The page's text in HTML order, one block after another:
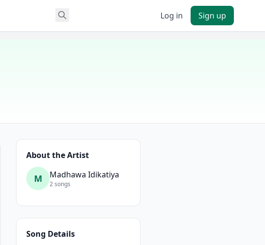
Log in Sign up
About the Artist
M Madhawa Idikatiya
2 songs
Song Details